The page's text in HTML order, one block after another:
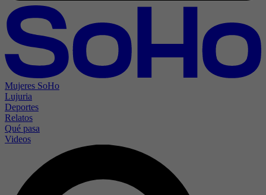
Mujeres SoHo
Lujuria
Deportes
Relatos
Qué pasa
Videos